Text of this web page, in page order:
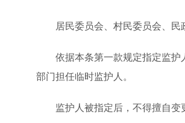
居民委员会、村民委员会、民政
依据本条第一款规定指定监护
部门担任临时监护人。
监护人被指定后，不得擅自变